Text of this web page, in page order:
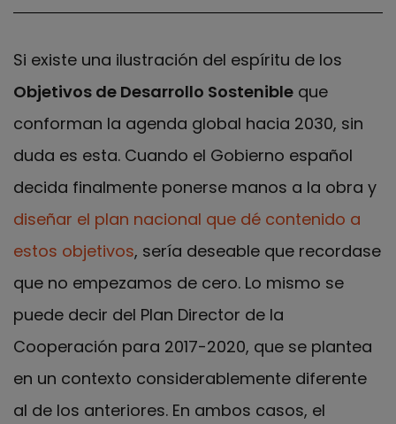
Si existe una ilustración del espíritu de los
Objetivos de Desarrollo Sostenible que
conforman la agenda global hacia 2030, sin
duda es esta. Cuando el Gobierno español
decida finalmente ponerse manos a la obra y
diseñar el plan nacional que dé contenido a
estos objetivos, sería deseable que recordase
que no empezamos de cero. Lo mismo se
puede decir del Plan Director de la
Cooperación para 2017-2020, que se plantea
en un contexto considerablemente diferente
al de los anteriores. En ambos casos, el